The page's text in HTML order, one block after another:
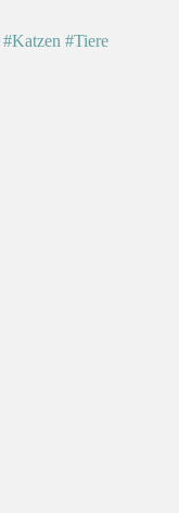
#Katzen #Tiere